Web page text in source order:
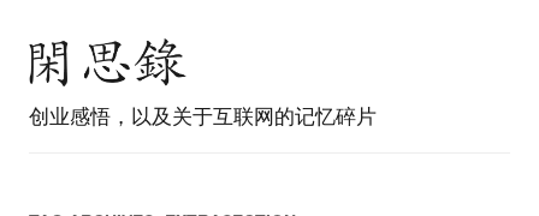
创业感悟，以及关于互联网的记忆碎片